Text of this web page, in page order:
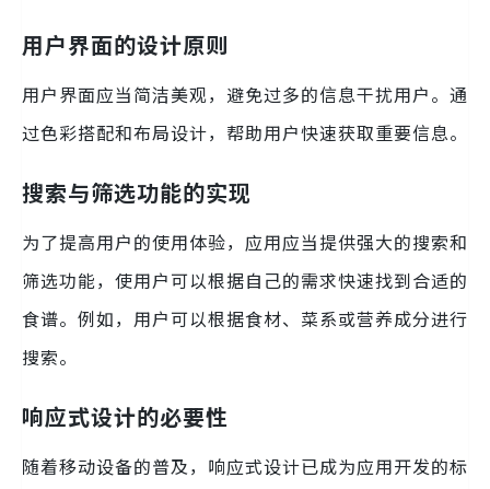
用户界面的设计原则
用户界面应当简洁美观，避免过多的信息干扰用户。通
过色彩搭配和布局设计，帮助用户快速获取重要信息。
搜索与筛选功能的实现
为了提高用户的使用体验，应用应当提供强大的搜索和
筛选功能，使用户可以根据自己的需求快速找到合适的
食谱。例如，用户可以根据食材、菜系或营养成分进行
搜索。
响应式设计的必要性
随着移动设备的普及，响应式设计已成为应用开发的标